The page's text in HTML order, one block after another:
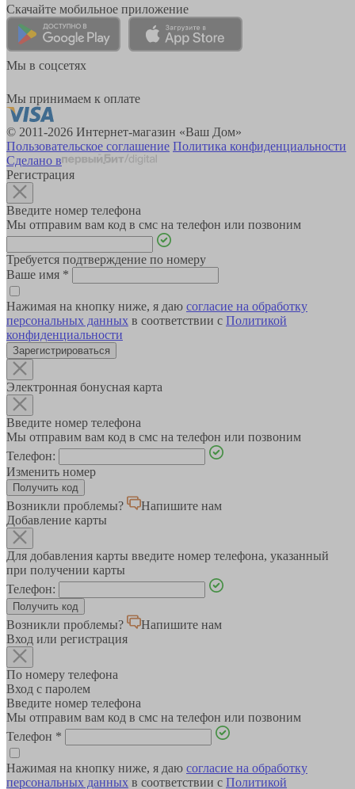
Скачайте мобильное приложение
Мы в соцсетях
Мы принимаем к оплате
© 2011-2026 Интернет-магазин «Ваш Дом»
Пользовательское соглашение Политика конфиденциальности
Сделано в
Регистрация
Введите номер телефона
Мы отправим вам код в смс на телефон или позвоним
Требуется подтверждение по номеру
Ваше имя *
Нажимая на кнопку ниже, я даю согласие на обработку
персональных данных в соответствии с Политикой
конфиденциальности
Зарегистрироваться
Электронная бонусная карта
Введите номер телефона
Мы отправим вам код в смс на телефон или позвоним
Телефон:
Изменить номер
Возникли проблемы?
Напишите нам
Добавление карты
Для добавления карты введите номер телефона, указанный
при получении карты
Телефон:
Возникли проблемы?
Напишите нам
Вход или регистрация
По номеру телефона
Вход с паролем
Введите номер телефона
Мы отправим вам код в смс на телефон или позвоним
Телефон *
Нажимая на кнопку ниже, я даю согласие на обработку
персональных данных в соответствии с Политикой